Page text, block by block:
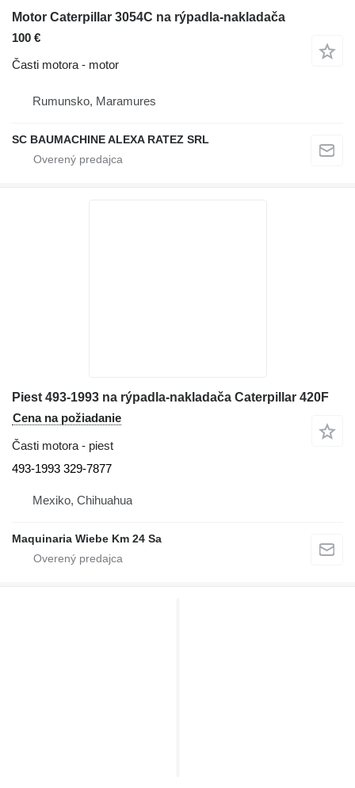
Motor Caterpillar 3054C na rýpadla-nakladača
100 €
Časti motora - motor
Rumunsko, Maramures
SC BAUMACHINE ALEXA RATEZ SRL
Piest 493-1993 na rýpadla-nakladača Caterpillar 420F
Cena na požiadanie
Časti motora - piest
493-1993 329-7877
Mexiko, Chihuahua
Maquinaria Wiebe Km 24 Sa